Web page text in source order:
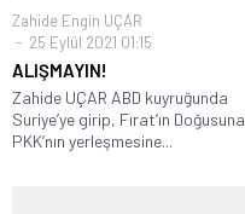
Zahide Engin UÇAR
25 Eylül 2021 01:15
ALIŞMAYIN!
Zahide UÇAR ABD kuyruğunda
Suriye’ye girip, Fırat’ın Doğusuna
PKK’nın yerleşmesine...